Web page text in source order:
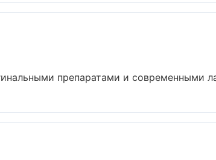
препаратами и современными